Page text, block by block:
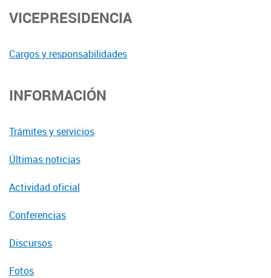
VICEPRESIDENCIA
Cargos y responsabilidades
INFORMACIÓN
Trámites y servicios
Últimas noticias
Actividad oficial
Conferencias
Discursos
Fotos